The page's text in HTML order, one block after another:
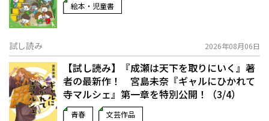
絵本・児童書
試し読み 2026年08月06日
【試し読み】『成瀬は天下を取りにいく』著
者の最新作！ 宮島未奈『ギャルにひかれて
寺マルシェ』第一章を特別公開！（3/4）
青春 文芸作品